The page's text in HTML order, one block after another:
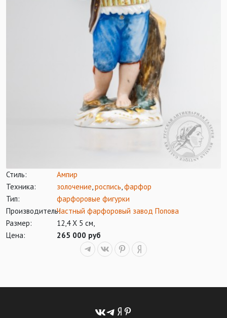
Стиль:
Ампир
Техника:
золочение,роспись,фарфор
Тип:
фарфоровые фигурки
Производитель:Частный фарфоровый завод Попова
Размер:
12,4 Х 5 см,
Цена:
265 000 руб